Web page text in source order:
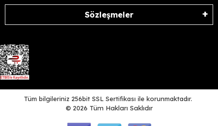
Sözleşmeler
Tüm bilgileriniz 256bit SSL Sertifikası ile korunmaktadır.
© 2026 Tüm Hakları Saklıdır